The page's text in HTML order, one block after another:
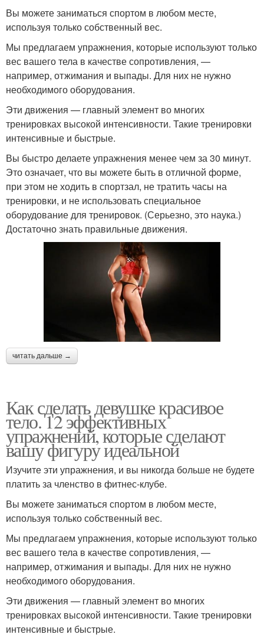
Вы можете заниматься спортом в любом месте,
используя только собственный вес.
Мы предлагаем упражнения, которые используют только
вес вашего тела в качестве сопротивления, —
например, отжимания и выпады. Для них не нужно
необходимого оборудования.
Эти движения — главный элемент во многих
тренировках высокой интенсивности. Такие тренировки
интенсивные и быстрые.
Вы быстро делаете упражнения менее чем за 30 минут.
Это означает, что вы можете быть в отличной форме,
при этом не ходить в спортзал, не тратить часы на
тренировки, и не использовать специальное
оборудование для тренировок. (Серьезно, это наука.)
Достаточно знать правильные движения.
читать дальше →
Как сделать девушке красивое
тело. 12 эффективных
упражнений, которые сделают
вашу фигуру идеальной
Изучите эти упражнения, и вы никогда больше не будете
платить за членство в фитнес-клубе.
Вы можете заниматься спортом в любом месте,
используя только собственный вес.
Мы предлагаем упражнения, которые используют только
вес вашего тела в качестве сопротивления, —
например, отжимания и выпады. Для них не нужно
необходимого оборудования.
Эти движения — главный элемент во многих
тренировках высокой интенсивности. Такие тренировки
интенсивные и быстрые.